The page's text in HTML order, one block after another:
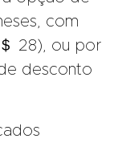
com
28), ou por
desconto